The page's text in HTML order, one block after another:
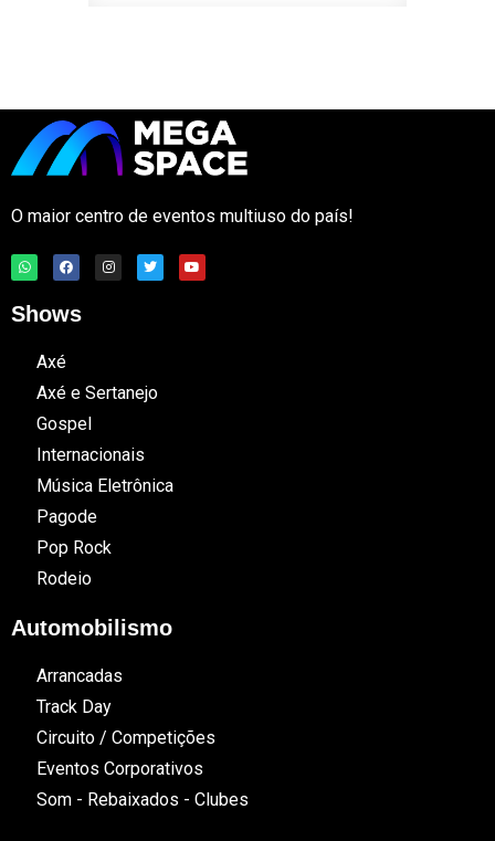
O maior centro de eventos multiuso do país!
Shows
Axé
Axé e Sertanejo
Gospel
Internacionais
Música Eletrônica
Pagode
Pop Rock
Rodeio
Automobilismo
Arrancadas
Track Day
Circuito / Competições
Eventos Corporativos
Som - Rebaixados - Clubes